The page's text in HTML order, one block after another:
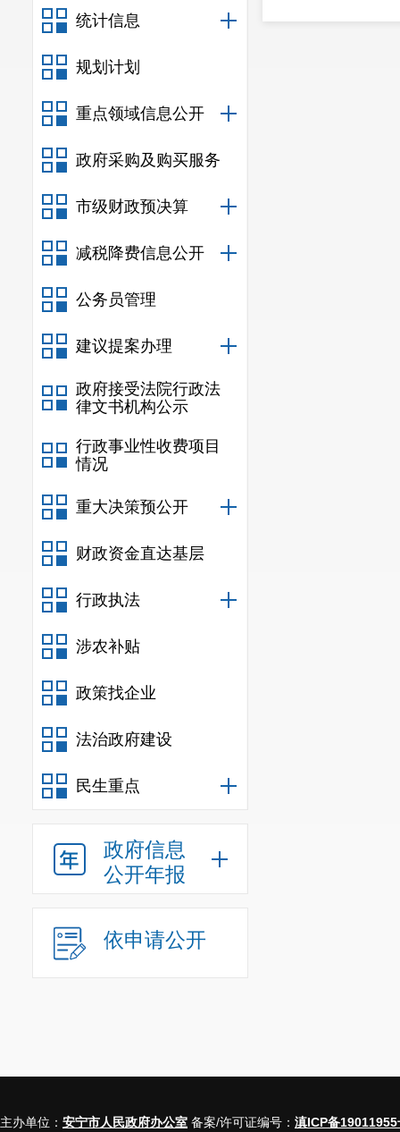
统计信息
规划计划
重点领域信息公开
政府采购及购买服务
市级财政预决算
减税降费信息公开
公务员管理
建议提案办理
政府接受法院行政法
律文书机构公示
行政事业性收费项目
情况
重大决策预公开
财政资金直达基层
行政执法
涉农补贴
政策找企业
法治政府建设
民生重点
政府信息
公开年报
依申请公开
主办单位： 安宁市人民政府办公室 备案/许可证编号： 滇ICP备